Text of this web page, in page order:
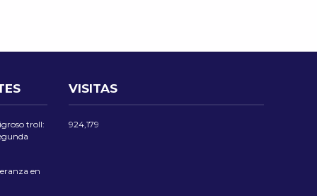
troll:
en
VISITAS
924,179